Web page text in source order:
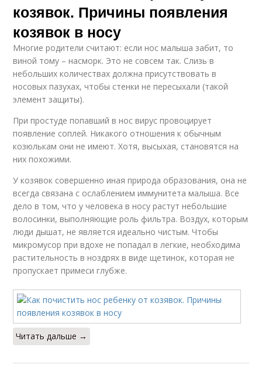
козявок. Причины появления
козявок в носу
Многие родители считают: если нос малыша забит, то
виной тому – насморк. Это не совсем так. Слизь в
небольших количествах должна присутствовать в
носовых пазухах, чтобы стенки не пересыхали (такой
элемент защиты).
При простуде попавший в нос вирус провоцирует
появление соплей. Никакого отношения к обычным
козюлькам они не имеют. Хотя, высыхая, становятся на
них похожими.
У козявок совершенно иная природа образования, она не
всегда связана с ослаблением иммунитета малыша. Все
дело в том, что у человека в носу растут небольшие
волосинки, выполняющие роль фильтра. Воздух, которым
люди дышат, не является идеально чистым. Чтобы
микромусор при вдохе не попадал в легкие, необходима
растительность в ноздрях в виде щетинок, которая не
пропускает примеси глубже.
Читать дальше →